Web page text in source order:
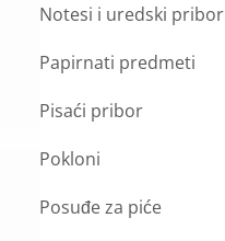
Notesi i uredski pribor
Papirnati predmeti
Pisaći pribor
Pokloni
Posuđe za piće